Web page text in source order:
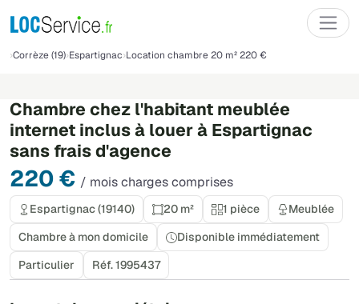
Corrèze (19) Espartignac Location chambre 20 m² 220 €
Chambre chez l'habitant meublée
internet inclus à louer à Espartignac
sans frais d'agence
220 € / mois charges comprises
Espartignac (19140) 20 m² 1 pièce
Meublée
Chambre à mon domicile
Disponible immédiatement
Particulier
Réf. 1995437